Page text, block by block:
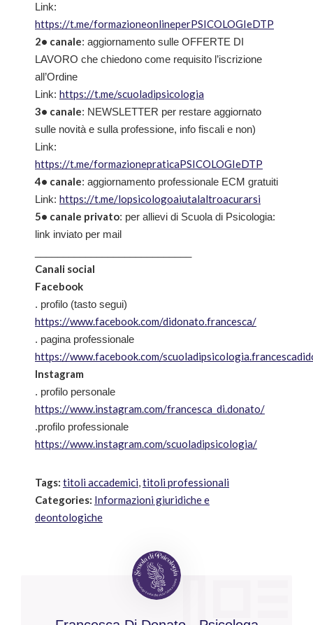
Link:
https://t.me/formazioneonlineperPSICOLOGIeDTP
2• canale: aggiornamento sulle OFFERTE DI
LAVORO che chiedono come requisito l’iscrizione
all’Ordine
Link: https://t.me/scuoladipsicologia
3• canale: NEWSLETTER per restare aggiornato
sulle novità e sulla professione, info fiscali e non)
Link:
https://t.me/formazionepraticaPSICOLOGIeDTP
4• canale: aggiornamento professionale ECM gratuiti
Link: https://t.me/lopsicologoaiutalaltroacurarsi
5• canale privato: per allievi di Scuola di Psicologia:
link inviato per mail
Canali social
Facebook
. profilo (tasto segui)
https://www.facebook.com/didonato.francesca/
. pagina professionale
https://www.facebook.com/
Instagram
. profilo personale
https://www.instagram.com/francesca_di.donato/
.profilo professionale
https://www.instagram.com/scuoladipsicologia/
Tags: titoli accademici,titoli professionali
Categories: Informazioni giuridiche e
deontologiche